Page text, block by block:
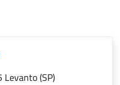
Levanto (SP)